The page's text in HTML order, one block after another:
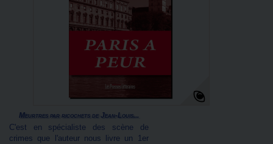
Meurtres par ricochets de Jean-Louis...
C'est en spécialiste des scène de
crimes que l'auteur nous livre un 1er